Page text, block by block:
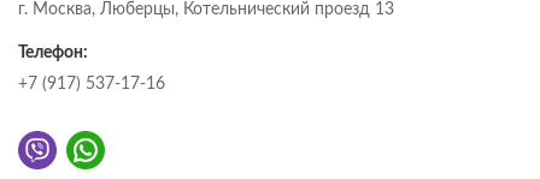
г. Москва, Люберцы, Котельнический проезд 13
Телефон:
+7 (917) 537-17-16